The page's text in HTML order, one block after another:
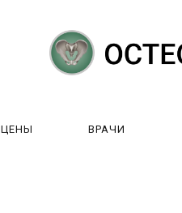
ЦЕНЫ ВРАЧИ